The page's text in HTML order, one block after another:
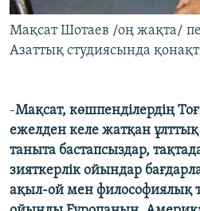
Мақсат Шотаев /оң жақта/
Азаттық студиясында
-Мақсат, көшпенділердің
ежелден келе жатқан
таныта бастапсыздар,
зияткерлік ойындар
ақыл-ой мен философиялық